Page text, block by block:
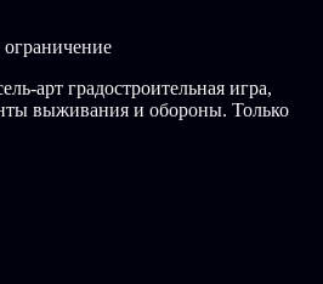
ограничение
арт градостроительная игра,
выживания и обороны. Только
должны доказать свою
в пограничный мир.
управляйте ресурсами,
границы королевства на